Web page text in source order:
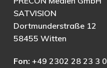
SATVISION
Dortmunderstraße 12
58455 Witten
Fon: +49 2302 28 23 3 0